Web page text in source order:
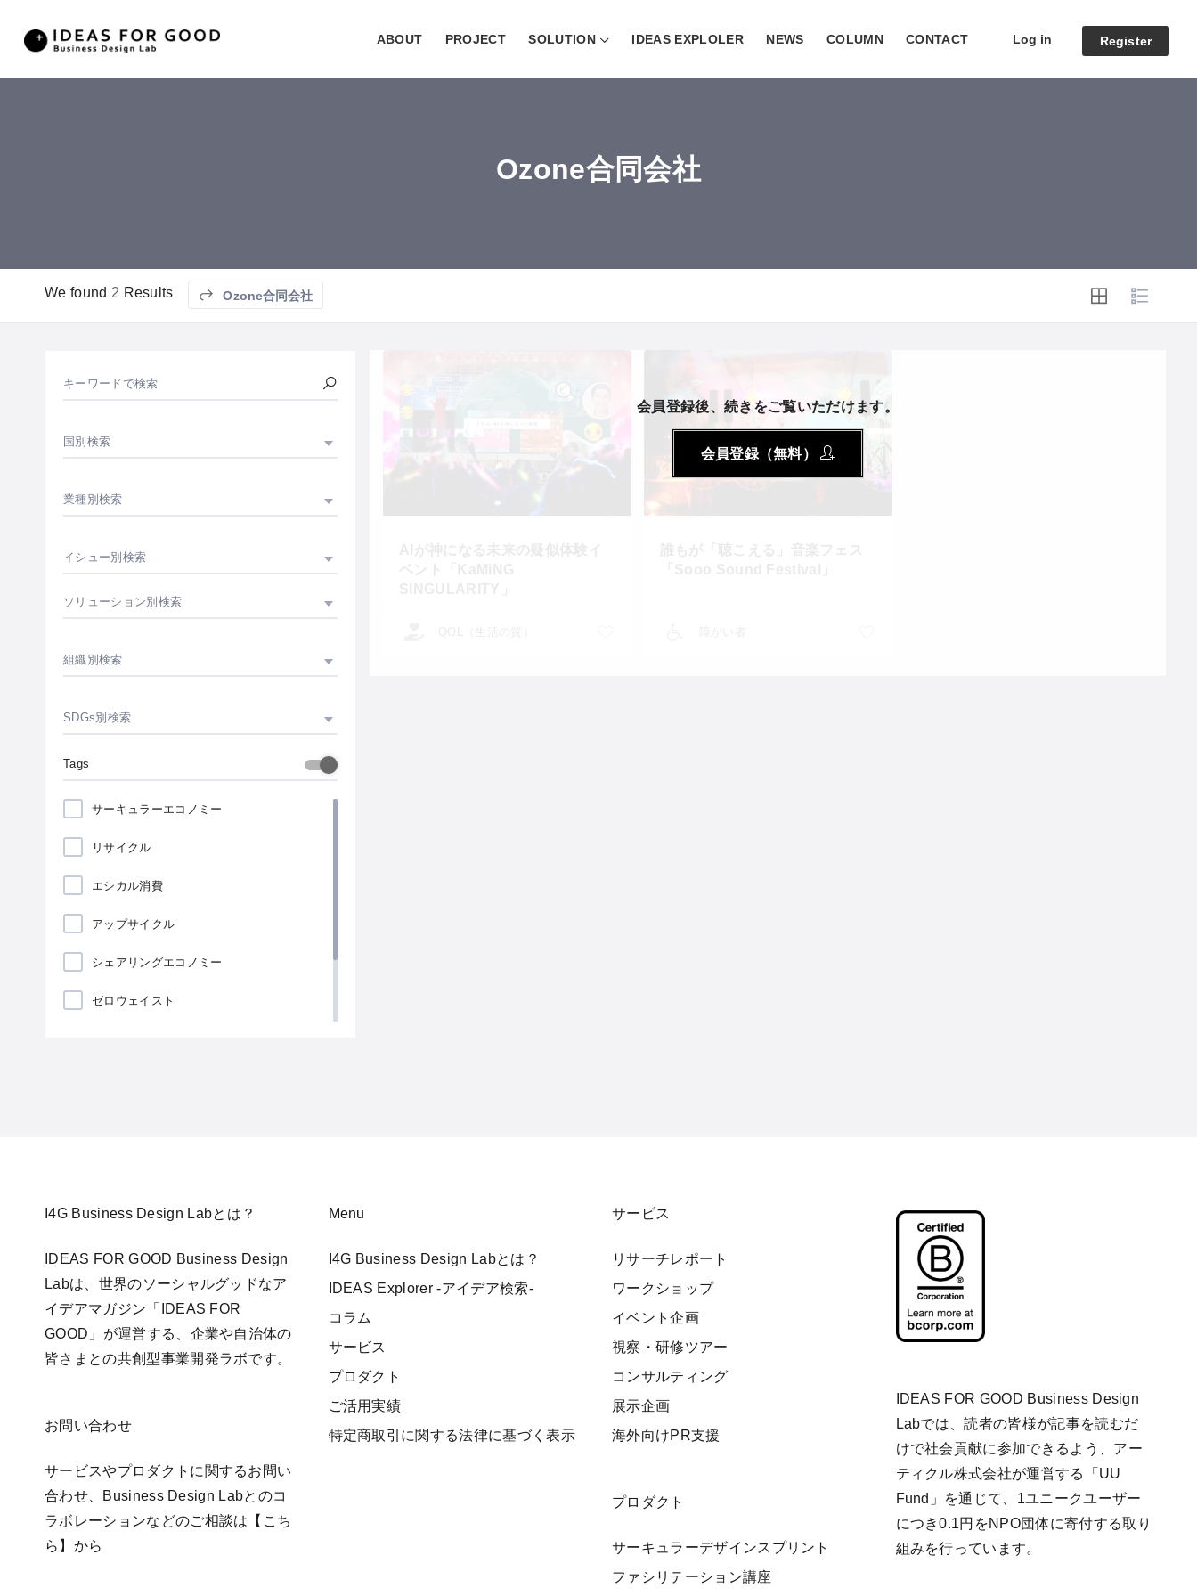
ABOUT PROJECT SOLUTION IDEAS EXPLOLER NEWS COLUMN CONTACT Log in Register
Ozone合同会社
We found 2 Results Ozone合同会社
キーワードで検索
国別検索
業種別検索
イシュー別検索
ソリューション別検索
組織別検索
SDGs別検索
Tags
サーキュラーエコノミー
リサイクル
エシカル消費
アップサイクル
シェアリングエコノミー
ゼロウェイスト
会員登録後、続きをご覧いただけます。
会員登録（無料）
I4G Business Design Labとは？
IDEAS FOR GOOD Business Design
Labは、世界のソーシャルグッドなア
イデアマガジン「IDEAS FOR
GOOD」が運営する、企業や自治体の
皆さまとの共創型事業開発ラボです。
お問い合わせ
サービスやプロダクトに関するお問い
合わせ、Business Design Labとのコ
ラボレーションなどのご相談は 【こち
ら】 から
Menu
I4G Business Design Labとは？
IDEAS Explorer -アイデア検索-
コラム
サービス
プロダクト
ご活用実績
特定商取引に関する法律に基づく表示
サービス
リサーチレポート
ワークショップ
イベント企画
視察・研修ツアー
コンサルティング
展示企画
海外向けPR支援
プロダクト
サーキュラーデザインスプリント
ファシリテーション講座
IDEAS FOR GOOD Business Design
Labでは、読者の皆様が記事を読むだ
けで社会貢献に参加できるよう、アー
ティクル株式会社が運営する「 UU
Fund 」を通じて、1ユニークユーザー
につき0.1円をNPO団体に寄付する取り
組みを行っています。